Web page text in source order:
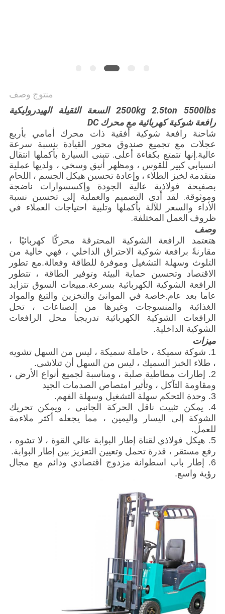
منتوج وصف
2500kg 2.5ton 5500lbs السعة الثقيلة الهيدروليكية
رافعة شوكية كهربائية مع محرك DC
شاحنة رافعة شوكية أفقية ذات محرك أمامي بأربع
عجلات مع تجميع صندوق محور القيادة بنسبة سرعة
عالية.إنها تتمتع بكفاءة أعلى. تتبنى السيارة بأكملها انتقال
انسيابي كبير للقوس ، ومظهر أنيق وسخي ، ولديها عملية
متقدمة لخبز الطلاء ، وإعادة تحسين هيكل الجسم ، اللحام
بصفيحة فولاذية عالية الجودة وإكسسوارات ناضجة
وموثوقة. لقد أدى التصميم والعملية إلى تحسين نسبة
الأداء والسعر للآلة بأكملها وتلبية احتياجات العملاء في
ظروف العمل المختلفة.
وصف
هتعتمد الرافعة الشوكية المحترقة محركًا كهربائيًا ،
مقارنةً برافعة شوكية الاحتراق الداخلي ، فهي خالية من
التلوث وسهلة التشغيل وموفرة للطاقة وفعالة.مع تطور
الاقتصاد وتحسين حماية البيئة وتوفير الطاقة ، تتطور
الرافعة الشوكية الكهربائية بسرعة.مبيعات السوق تتزايد
عاما بعد عام.خاصة في الموانئ والتخزين والتبغ والمواد
الغذائية والمنسوجات وغيرها من الصناعات ، تحل
الرافعات الشوكية الكهربائية تدريجياً محل الرافعات
الشوكية الداخلية.
ميزات
1. شوكة سميكة ، حاملة سميكة ، ليس من السهل تشويه
، طلاء الخبز السميك ، ليس من السهل أن تتلاشى.
2. إطارات مطاطية صلبة ، ومناسبة لجميع أنواع الأرض ،
ومقاومة التآكل ، وتأثير امتصاص الصدمات الجيد
3. وحدة التحكم سهلة التشغيل وسهلة الفهم.
4. يمكن تثبيت ناقل الحركة الجانبي ، ويمكن تحريك
الشوكة إلى اليسار واليمين ، مما يجعله أكثر ملاءمة
للعمل.
5. هيكل فولاذي لقناة إطار البوابة عالي القوة ، لا تشوه ،
رفع مستقر ، قدرة تحمل وتعيين التعزيز بين إطار البوابة.
6. إطار باب اسطوانة مزدوج اقتصادي ودائم مع مجال
رؤية واسع.